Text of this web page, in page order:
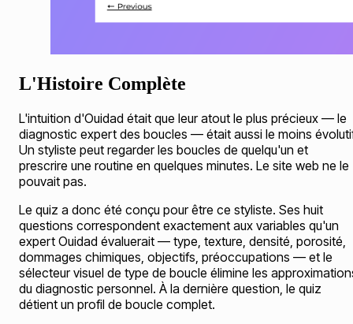
L'Histoire Complète
L'intuition d'Ouidad était que leur atout le plus précieux — le
diagnostic expert des boucles — était aussi le moins
Un styliste peut regarder les boucles de quelqu'un et
prescrire une routine en quelques minutes. Le site web ne le
pouvait pas.
Le quiz a donc été conçu pour être ce styliste. Ses huit
questions correspondent exactement aux variables qu'un
expert Ouidad évaluerait — type, texture, densité, porosité,
dommages chimiques, objectifs, préoccupations — et le
sélecteur visuel de type de boucle élimine les
du diagnostic personnel. À la dernière question, le quiz
détient un profil de boucle complet.